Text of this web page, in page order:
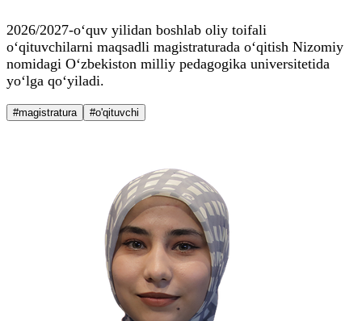
2026/2027-o‘quv yilidan boshlab oliy toifali
o‘qituvchilarni maqsadli magistraturada o‘qitish Nizomiy
nomidagi O‘zbekiston milliy pedagogika universitetida
yo‘lga qo‘yiladi.
#magistratura #o'qituvchi